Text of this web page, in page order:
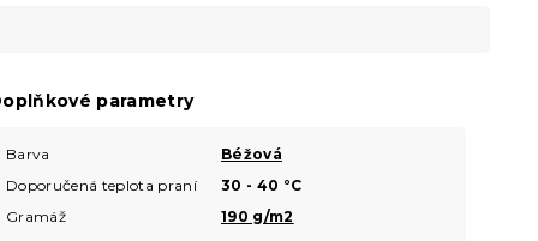
parametry
Barva
Béžová
Doporučená teplota praní
30 - 40 °C
Gramáž
190 g/m2